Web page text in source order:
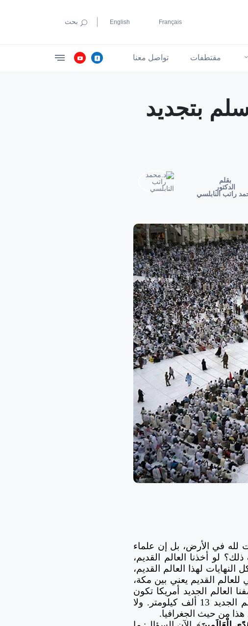
English Français بحث
مقتطفات تواصل معنا
بتجديد
بقلم
الدكتور
راتب النابلسي
لله في الأرض، بل إن علماء
لو أخذنا العالم القديم،
النهايات لهذا العالم القديم،
القديم يعني بين مكة،
بالضبط، فإن أضفنا العالم الجديد أمريكا تكون
مكة المكرمة أيضاً وسطاً هندسياً للعالم الجديد، فبين مكة وأطراف العالم الجديد 13 ألف كيلومتر. ولا
هذا من حيث الجغرافيا.